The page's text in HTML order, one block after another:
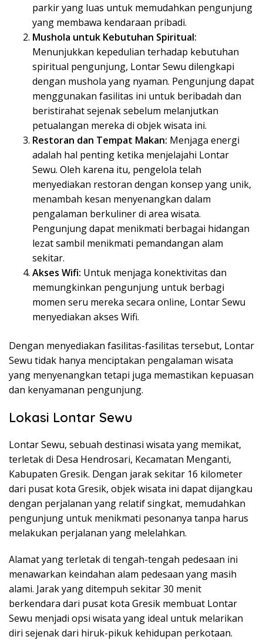
parkir yang luas untuk memudahkan pengunjung
yang membawa kendaraan pribadi.
Mushola untuk Kebutuhan Spiritual:
Menunjukkan kepedulian terhadap kebutuhan
spiritual pengunjung, Lontar Sewu dilengkapi
dengan mushola yang nyaman. Pengunjung dapat
menggunakan fasilitas ini untuk beribadah dan
beristirahat sejenak sebelum melanjutkan
petualangan mereka di objek wisata ini.
Restoran dan Tempat Makan: Menjaga energi
adalah hal penting ketika menjelajahi Lontar
Sewu. Oleh karena itu, pengelola telah
menyediakan restoran dengan konsep yang unik,
menambah kesan menyenangkan dalam
pengalaman berkuliner di area wisata.
Pengunjung dapat menikmati berbagai hidangan
lezat sambil menikmati pemandangan alam
sekitar.
Akses Wifi: Untuk menjaga konektivitas dan
memungkinkan pengunjung untuk berbagi
momen seru mereka secara online, Lontar Sewu
menyediakan akses Wifi.
Dengan menyediakan fasilitas-fasilitas tersebut, Lontar
Sewu tidak hanya menciptakan pengalaman wisata
yang menyenangkan tetapi juga memastikan kepuasan
dan kenyamanan pengunjung.
Lokasi Lontar Sewu
Lontar Sewu, sebuah destinasi wisata yang memikat,
terletak di Desa Hendrosari, Kecamatan Menganti,
Kabupaten Gresik. Dengan jarak sekitar 16 kilometer
dari pusat kota Gresik, objek wisata ini dapat dijangkau
dengan perjalanan yang relatif singkat, memudahkan
pengunjung untuk menikmati pesonanya tanpa harus
melakukan perjalanan yang melelahkan.
Alamat yang terletak di tengah-tengah pedesaan ini
menawarkan keindahan alam pedesaan yang masih
alami. Jarak yang ditempuh sekitar 30 menit
berkendara dari pusat kota Gresik membuat Lontar
Sewu menjadi opsi wisata yang ideal untuk melarikan
diri sejenak dari hiruk-pikuk kehidupan perkotaan.